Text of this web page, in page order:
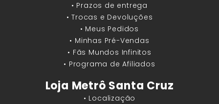
• Prazos de entrega
• Trocas e Devoluções
• Meus Pedidos
• Minhas Pré-Vendas
• Fãs Mundos Infinitos
• Programa de Afiliados
Loja Metrô Santa Cruz
• Localização